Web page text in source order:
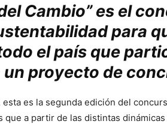
Cambio” es el
para
el país que
proyecto de
es la segunda edición del
que a partir de las distintas